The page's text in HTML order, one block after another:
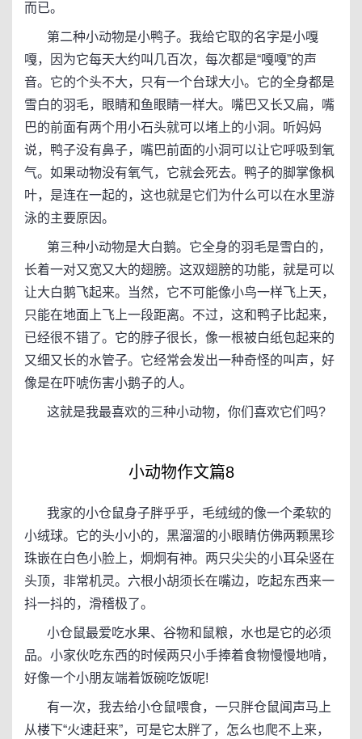
而已。
第二种小动物是小鸭子。我给它取的名字是小嘎
嘎，因为它每天大约叫几百次，每次都是“嘎嘎”的声
音。它的个头不大，只有一个台球大小。它的全身都是
雪白的羽毛，眼睛和鱼眼睛一样大。嘴巴又长又扁，嘴
巴的前面有两个用小石头就可以堵上的小洞。听妈妈
说，鸭子没有鼻子，嘴巴前面的小洞可以让它呼吸到氧
气。如果动物没有氧气，它就会死去。鸭子的脚掌像枫
叶，是连在一起的，这也就是它们为什么可以在水里游
泳的主要原因。
第三种小动物是大白鹅。它全身的羽毛是雪白的，
长着一对又宽又大的翅膀。这双翅膀的功能，就是可以
让大白鹅飞起来。当然，它不可能像小鸟一样飞上天，
只能在地面上飞上一段距离。不过，这和鸭子比起来，
已经很不错了。它的脖子很长，像一根被白纸包起来的
又细又长的水管子。它经常会发出一种奇怪的叫声，好
像是在吓唬伤害小鹅子的人。
这就是我最喜欢的三种小动物，你们喜欢它们吗?
小动物作文篇8
我家的小仓鼠身子胖乎乎，毛绒绒的像一个柔软的
小绒球。它的头小小的，黑溜溜的小眼睛仿佛两颗黑珍
珠嵌在白色小脸上，炯炯有神。两只尖尖的小耳朵竖在
头顶，非常机灵。六根小胡须长在嘴边，吃起东西来一
抖一抖的，滑稽极了。
小仓鼠最爱吃水果、谷物和鼠粮，水也是它的必须
品。小家伙吃东西的时候两只小手捧着食物慢慢地啃，
好像一个小朋友端着饭碗吃饭呢!
有一次，我去给小仓鼠喂食，一只胖仓鼠闻声马上
从楼下“火速赶来”，可是它太胖了，怎么也爬不上来，